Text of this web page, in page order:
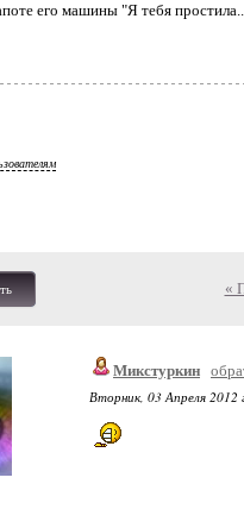
его машины "Я тебя
«
Микстуркин
Вторник, 03 Апреля 2012